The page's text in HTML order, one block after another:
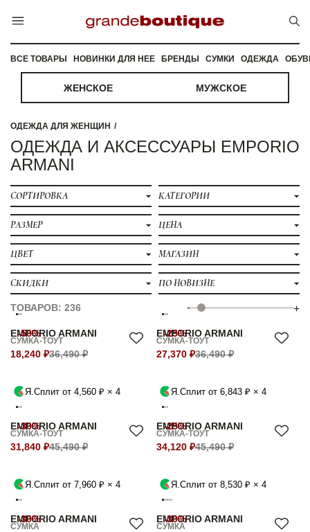
ВСЕ ТОВАРЫ НОВИНКИ ДЛЯ НЕЕ БРЕНДЫ СУМКИ ОДЕЖДА
ЖЕНСКОЕ МУЖСКОЕ
ОДЕЖДА ДЛЯ ЖЕНЩИН
ОДЕЖДА И АКСЕССУАРЫ EMPORIO
ARMANI
СОРТИРОВКА КАТЕГОРИИ
РАЗМЕР ЦЕНА
ЦВЕТ МАГАЗИН
СКИДКИ ПО НОВИЗНЕ
ТОВАРОВ: 236 - +
-50%
EMPORIO ARMANI
СУМКА-ТОУТ
18,240 ₽36,490 ₽
Я.Сплит от 4,560 ₽ × 4
-25%
EMPORIO ARMANI
СУМКА-ТОУТ
27,370 ₽36,490 ₽
Я.Сплит от 6,843 ₽ × 4
-30%
EMPORIO ARMANI
СУМКА-ТОУТ
31,840 ₽45,490 ₽
Я.Сплит от 7,960 ₽ × 4
-25%
EMPORIO ARMANI
СУМКА-ТОУТ
34,120 ₽45,490 ₽
Я.Сплит от 8,530 ₽ × 4
-30%
EMPORIO ARMANI
СУМКА
-30%
EMPORIO ARMANI
СУМКА